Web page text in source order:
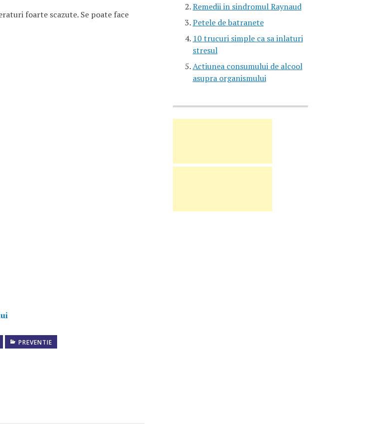
foarte scazute. Se poate face
PREVENTIE
Remedii in sindromul Raynaud
Petele de batranete
10 trucuri simple ca sa inlaturi
stresul
Actiunea consumului de alcool
asupra organismului